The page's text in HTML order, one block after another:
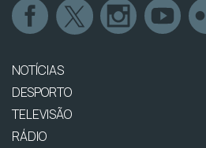
NOTÍCIAS
DESPORTO
TELEVISÃO
RÁDIO